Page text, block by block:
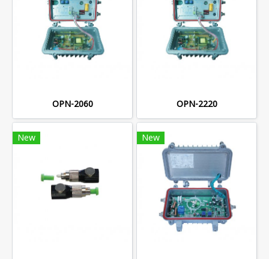
OPN-2060 OPN-2220
New New